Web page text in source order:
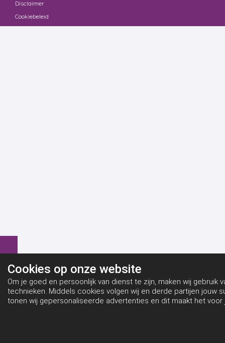
Disclaimer
Cookiebeleid
Cookies op onze website
Om je goed en persoonlijk van dienst te zijn, maken wij gebruik
technieken. Middels cookies volgen wij en derde partijen jouw
tonen wij gepersonaliseerde advertenties en dit maakt het